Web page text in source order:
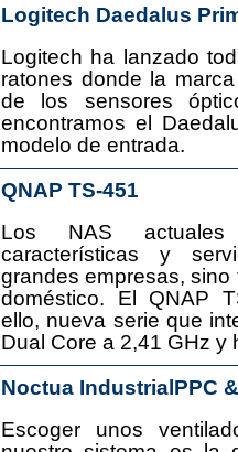
Logitech Daedalus
Logitech ha lanzado
ratones donde la
de los sensores
encontramos el
modelo de entrada.
QNAP TS-451
Los NAS
características y
grandes empresas,
doméstico. El QNAP
ello, nueva serie que
Dual Core a 2,41 GHz y
Noctua IndustrialPPC
Escoger unos